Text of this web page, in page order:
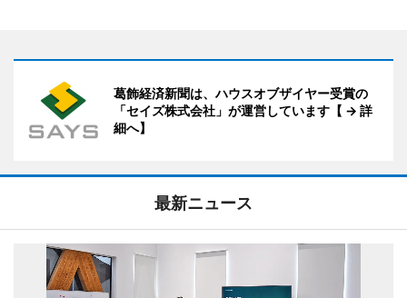
葛飾経済新聞は、ハウスオブザイヤー受賞の
「セイズ株式会社」が運営しています【 → 詳
細へ】
最新ニュース